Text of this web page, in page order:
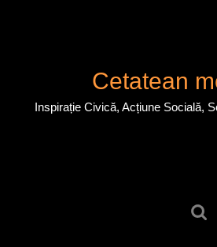
Cetatean
Inspirație Civică, Acțiune Socială,